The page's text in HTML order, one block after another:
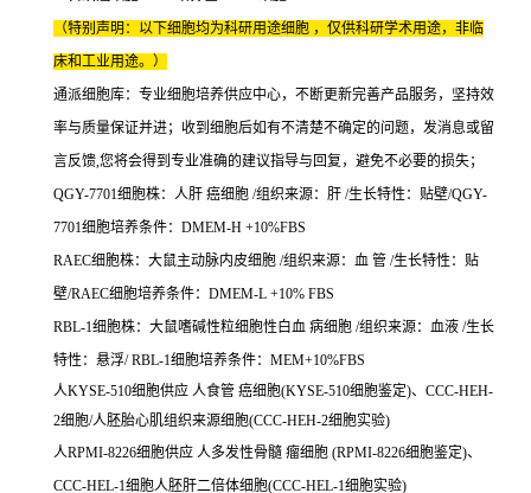
（特别声明：以下细胞均为科研用途细胞 ，仅供科研学术用途，非临
床和工业用途。）
通派细胞库：专业细胞培养供应中心，不断更新完善产品服务，坚持效
率与质量保证并进；收到细胞后如有不清楚不确定的问题，发消息或留
言反馈,您将会得到专业准确的建议指导与回复，避免不必要的损失；
QGY-7701细胞株：人肝 癌细胞 /组织来源：肝 /生长特性：贴壁/QGY-
7701细胞培养条件：DMEM-H +10%FBS
RAEC细胞株：大鼠主动脉内皮细胞 /组织来源：血 管 /生长特性：贴
壁/RAEC细胞培养条件：DMEM-L +10% FBS
RBL-1细胞株：大鼠嗜碱性粒细胞性白血 病细胞 /组织来源：血液 /生长
特性：悬浮/ RBL-1细胞培养条件：MEM+10%FBS
人KYSE-510细胞供应 人食管 癌细胞(KYSE-510细胞鉴定)、CCC-HEH-
2细胞/人胚胎心肌组织来源细胞(CCC-HEH-2细胞实验)
人RPMI-8226细胞供应 人多发性骨髓 瘤细胞 (RPMI-8226细胞鉴定)、
CCC-HEL-1细胞人胚肝二倍体细胞(CCC-HEL-1细胞实验)